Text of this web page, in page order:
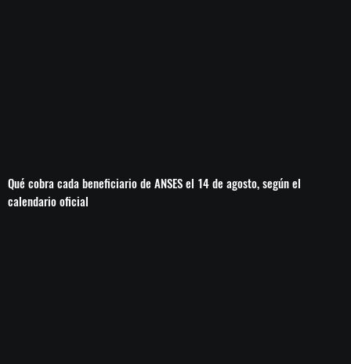
Qué cobra cada beneficiario de ANSES el 14 de agosto, según el
calendario oficial